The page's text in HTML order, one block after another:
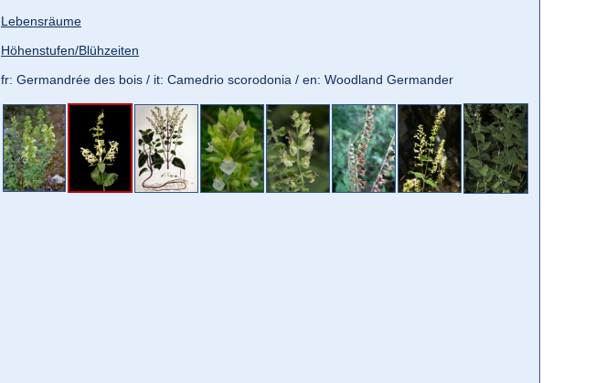
Lebensräume
Höhenstufen/Blühzeiten
fr: Germandrée des bois / it: Camedrio scorodonia / en: Woodland Germander